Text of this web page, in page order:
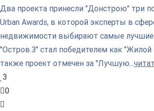
Два проекта принесли "Донстрою" три
Urban Awards, в которой эксперты в
недвижимости выбирают самые
"Остров.3" стал победителем как "Жилой
также проект отмечен за "Лучшую...
3
0